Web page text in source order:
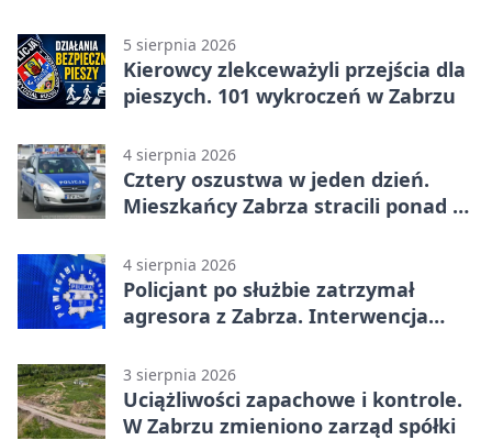
5 sierpnia 2026
Kierowcy zlekceważyli przejścia dla
pieszych. 101 wykroczeń w Zabrzu
4 sierpnia 2026
Cztery oszustwa w jeden dzień.
Mieszkańcy Zabrza stracili ponad 6
4 sierpnia 2026
Policjant po służbie zatrzymał
agresora z Zabrza. Interwencja
3 sierpnia 2026
Uciążliwości zapachowe i kontrole.
W Zabrzu zmieniono zarząd spółki